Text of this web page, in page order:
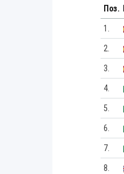
Поз.
1.
2.
3.
4.
5.
6.
7.
8.